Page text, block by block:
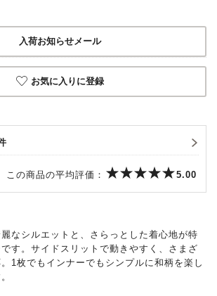
入荷お知らせメール
お気に入りに登録
この商品の平均評価： 5.00
なシルエットと、さらっとした着心地が特
す。サイドスリットで動きやすく、さまざ
1枚でもインナーでもシンプルに和柄を楽し